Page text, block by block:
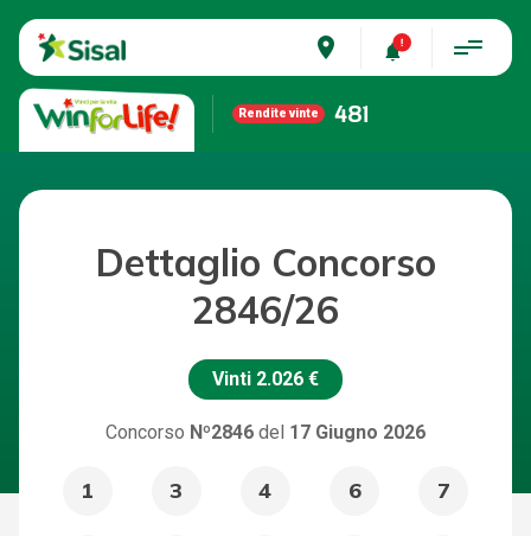
place
Rendite vinte 481
Dettaglio Concorso
2846/26
Vinti 2.026 €
Concorso Nº2846 del 17 Giugno 2026
1 3 4 6 7